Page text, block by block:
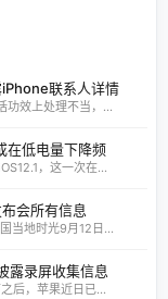
联系人详情
效上处理不当，...
在低电量下降频
，这一次在...
会所有信息
当地时光9月12日...
露录屏收集信息
后，苹果近日已...